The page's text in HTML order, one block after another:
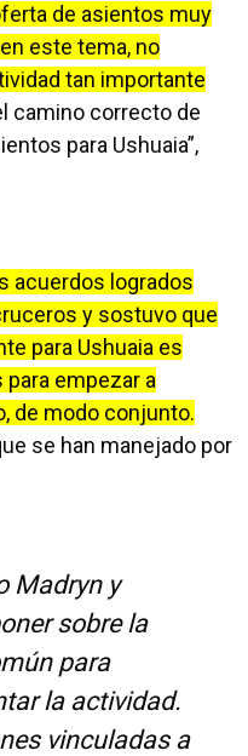
de asientos muy
este tema, no
tan importante
camino correcto de
para Ushuaia”,
acuerdos logrados
y sostuvo que
para Ushuaia es
empezar a
de modo conjunto.
se han manejado por
Madryn y
sobre la
para
la actividad.
vinculadas a